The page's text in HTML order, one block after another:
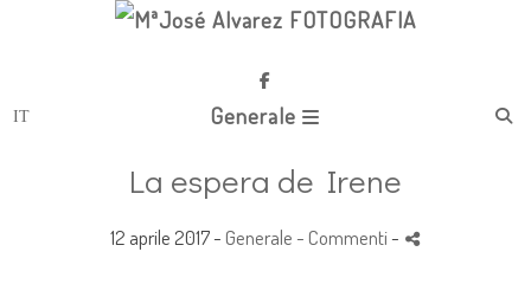
Generale
La espera de Irene
12 aprile 2017 - Generale - Commenti-